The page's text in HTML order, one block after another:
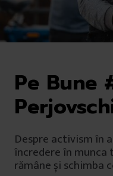
Pe Bune
Despre activism în
încredere în munca
rămâne și schimba